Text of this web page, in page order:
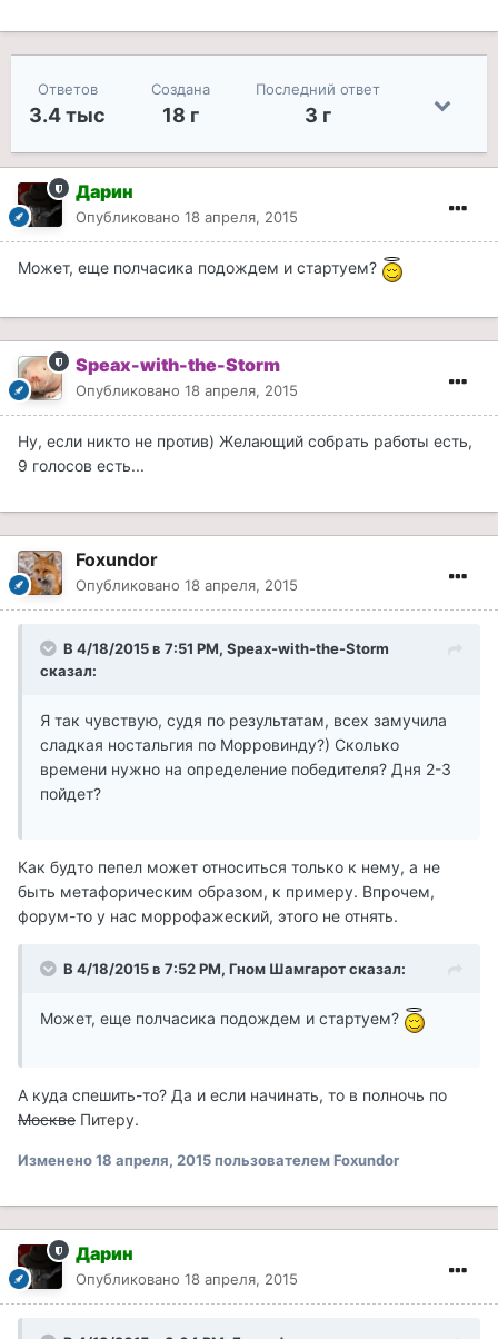
Ответов
3.4 тыс
Создана
18 г
Последний ответ
3 г
Дарин
Опубликовано 18 апреля, 2015
Может, еще полчасика подождем и стартуем?
Speax-with-the-Storm
Опубликовано 18 апреля, 2015
Ну, если никто не против) Желающий собрать работы есть,
9 голосов есть...
Foxundor
Опубликовано 18 апреля, 2015
В 4/18/2015 в 7:51 PM, Speax-with-the-Storm
сказал:
Я так чувствую, судя по результатам, всех замучила
сладкая ностальгия по Морровинду?) Сколько
времени нужно на определение победителя? Дня 2-3
пойдет?
Как будто пепел может относиться только к нему, а не
быть метафорическим образом, к примеру. Впрочем,
форум-то у нас моррофажеский, этого не отнять.
В 4/18/2015 в 7:52 PM, Гном Шамгарот сказал:
Может, еще полчасика подождем и стартуем?
А куда спешить-то? Да и если начинать, то в полночь по
Москве Питеру.
Изменено18 апреля, 2015пользователем Foxundor
Дарин
Опубликовано 18 апреля, 2015